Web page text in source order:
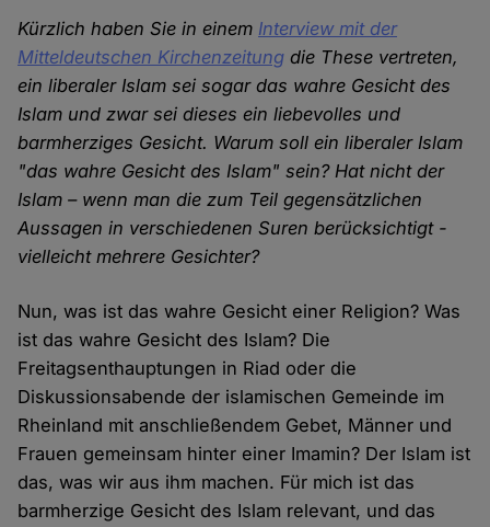
Kürzlich haben Sie in einem Interview mit der
Mitteldeutschen Kirchenzeitung die These vertreten,
ein liberaler Islam sei sogar das wahre Gesicht des
Islam und zwar sei dieses ein liebevolles und
barmherziges Gesicht. Warum soll ein liberaler Islam
"das wahre Gesicht des Islam" sein? Hat nicht der
Islam – wenn man die zum Teil gegensätzlichen
Aussagen in verschiedenen Suren berücksichtigt -
vielleicht mehrere Gesichter?
Nun, was ist das wahre Gesicht einer Religion? Was
ist das wahre Gesicht des Islam? Die
Freitagsenthauptungen in Riad oder die
Diskussionsabende der islamischen Gemeinde im
Rheinland mit anschließendem Gebet, Männer und
Frauen gemeinsam hinter einer Imamin? Der Islam ist
das, was wir aus ihm machen. Für mich ist das
barmherzige Gesicht des Islam relevant, und das